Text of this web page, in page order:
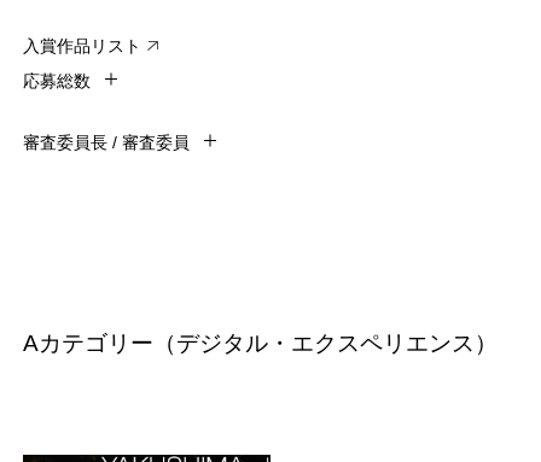
入賞作品リスト
応募総数
審査委員長 / 審査委員
Aカテゴリー（デジタル・エクスペリエンス）